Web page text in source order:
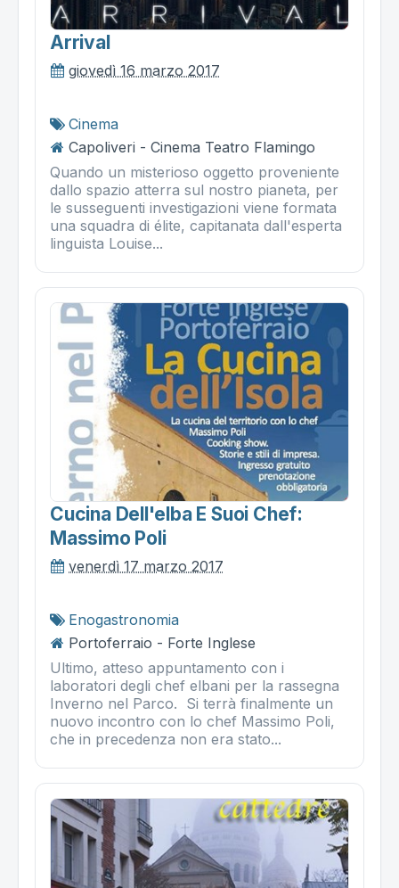
Arrival
giovedì 16 marzo 2017
Cinema
Capoliveri - Cinema Teatro Flamingo
Quando un misterioso oggetto proveniente
dallo spazio atterra sul nostro pianeta, per
le susseguenti investigazioni viene formata
una squadra di élite, capitanata dall'esperta
linguista Louise...
Cucina Dell'elba E Suoi Chef:
Massimo Poli
venerdì 17 marzo 2017
Enogastronomia
Portoferraio - Forte Inglese
Ultimo, atteso appuntamento con i
laboratori degli chef elbani per la rassegna
Inverno nel Parco. Si terrà finalmente un
nuovo incontro con lo chef Massimo Poli,
che in precedenza non era stato...